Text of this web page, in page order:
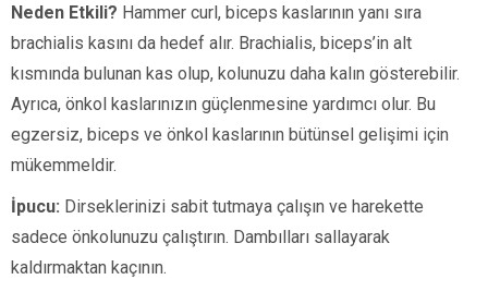
Neden Etkili? Hammer curl, biceps kaslarının yanı sıra
brachialis kasını da hedef alır. Brachialis, biceps’in alt
kısmında bulunan kas olup, kolunuzu daha kalın gösterebilir.
Ayrıca, önkol kaslarınızın güçlenmesine yardımcı olur. Bu
egzersiz, biceps ve önkol kaslarının bütünsel gelişimi için
mükemmeldir.
İpucu: Dirseklerinizi sabit tutmaya çalışın ve harekette
sadece önkolunuzu çalıştırın. Dambılları sallayarak
kaldırmaktan kaçının.